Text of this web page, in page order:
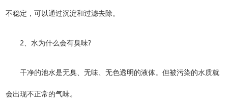
不稳定，可以通过沉淀和过滤去除。
2、水为什么会有臭味?
干净的池水是无臭、无味、无色透明的液体。但被污染的水质就
会出现不正常的气味。